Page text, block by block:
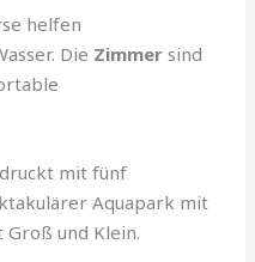
helfen
Die Zimmer sind
mit fünf
Aquapark mit
und Klein.